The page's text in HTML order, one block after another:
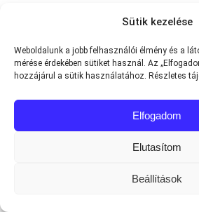
Sütik kezelése
Weboldalunk a jobb felhasználói élmény és a
mérése érdekében sütiket használ. Az
hozzájárul a sütik használatához. Részletes
Elfogadom
Elutasítom
Beállítások